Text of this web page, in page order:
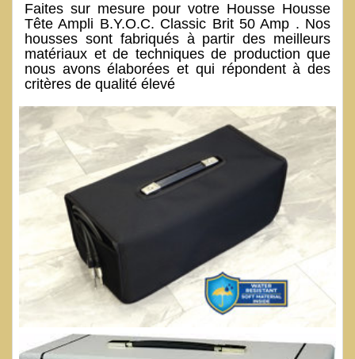
Faites sur mesure pour votre Housse Housse
Tête Ampli B.Y.O.C. Classic Brit 50 Amp . Nos
housses sont fabriqués à partir des meilleurs
matériaux et de techniques de production que
nous avons élaborées et qui répondent à des
critères de qualité élevé